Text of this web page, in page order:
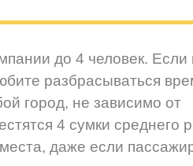
до 4 человек. Если
разбрасываться
город, не зависимо от
4 сумки среднего
даже если